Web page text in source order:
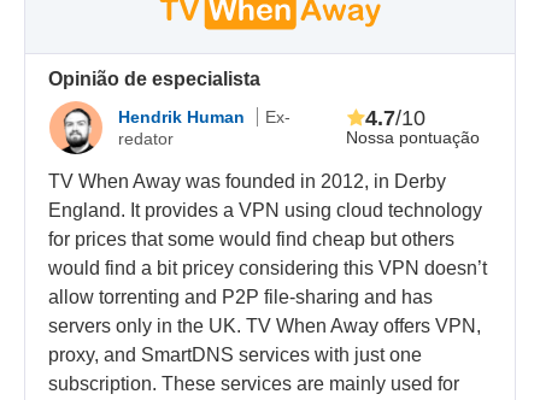
Opinião de especialista
Hendrik Human
Ex-
redator
Nossa pontuação
4.7/10
TV When Away was founded in 2012, in Derby
England. It provides a VPN using cloud technology
for prices that some would find cheap but others
would find a bit pricey considering this VPN doesn’t
allow torrenting and P2P file-sharing and has
servers only in the UK. TV When Away offers VPN,
proxy, and SmartDNS services with just one
subscription. These services are mainly used for